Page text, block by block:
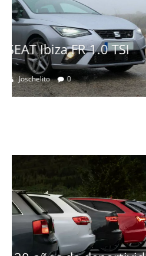
Pruebas
Probamos el
Clásicos